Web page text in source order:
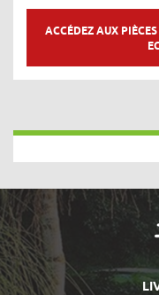
ACCÉDEZ AUX